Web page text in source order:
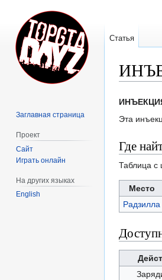
Перейти
навигации
Перейти
поиску
Эта
Где
Таблица с
Место
Радзилла
Статья
Заглавная страница
Проект
Сайт
Играть онлайн
На других языках
English